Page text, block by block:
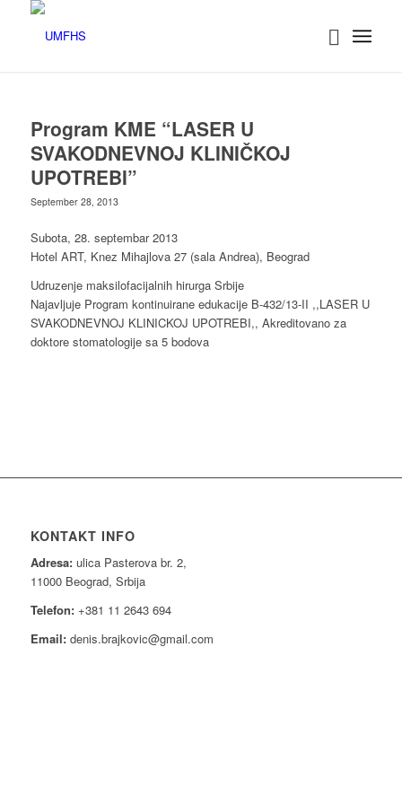
Program KME “LASER U
SVAKODNEVNOJ KLINIČKOJ
UPOTREBI”
September 28, 2013
Subota, 28. septembar 2013
Hotel ART, Knez Mihajlova 27 (sala Andrea), Beograd
Udruzenje maksilofacijalnih hirurga Srbije
Najavljuje Program kontinuirane edukacije B-432/13-II ,,LASER U
SVAKODNEVNOJ KLINICKOJ UPOTREBI,, Akreditovano za
doktore stomatologije sa 5 bodova
KONTAKT INFO
Adresa: ulica Pasterova br. 2,
11000 Beograd, Srbija
Telefon: +381 11 2643 694
Email: denis.brajkovic@gmail.com